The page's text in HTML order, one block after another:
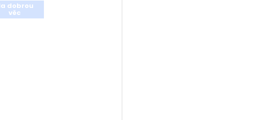
dobrou
věc